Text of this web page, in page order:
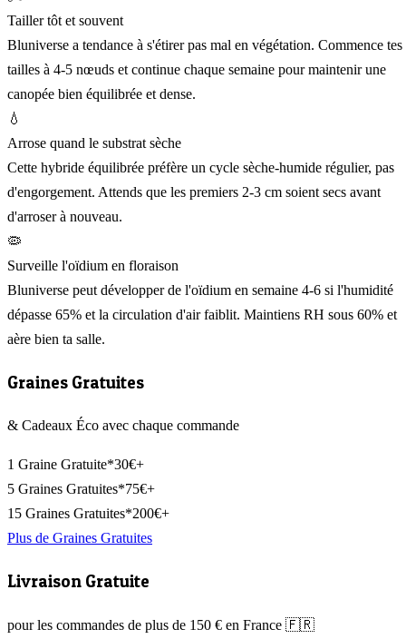
Tailler tôt et souvent
Bluniverse a tendance à s'étirer pas mal en végétation. Commence tes
tailles à 4-5 nœuds et continue chaque semaine pour maintenir une
canopée bien équilibrée et dense.
💧
Arrose quand le substrat sèche
Cette hybride équilibrée préfère un cycle sèche-humide régulier, pas
d'engorgement. Attends que les premiers 2-3 cm soient secs avant
d'arroser à nouveau.
🦠
Surveille l'oïdium en floraison
Bluniverse peut développer de l'oïdium en semaine 4-6 si l'humidité
dépasse 65% et la circulation d'air faiblit. Maintiens RH sous 60% et
aère bien ta salle.
Graines Gratuites
& Cadeaux Éco avec chaque commande
1 Graine Gratuite*30€+
5 Graines Gratuites*75€+
15 Graines Gratuites*200€+
Plus de Graines Gratuites
Livraison Gratuite
pour les commandes de plus de 150 € en France 🇫🇷